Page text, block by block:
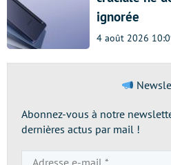
ignorée
4 août 2026
Abonnez-vous à notre
dernières actus par mail !